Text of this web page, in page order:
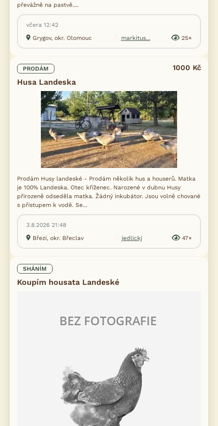
převážně na pastvě....
včera 12:42
Grygov, okr. Olomouc
markitus... 25×
PRODÁM
Husa Landeska
1000 Kč
Prodám Husy landeské - Prodám několik hus a houserů. Matka
je 100% Landeska. Otec kříženec. Narozené v dubnu Husy
přirozeně odseděla matka. Žádný inkubátor. Jsou volně chované
s přístupem k vodě. Se...
3.8.2026 21:48
Březí, okr. Břeclav
jedlickj 47×
SHÁNÍM
Koupím housata Landeské